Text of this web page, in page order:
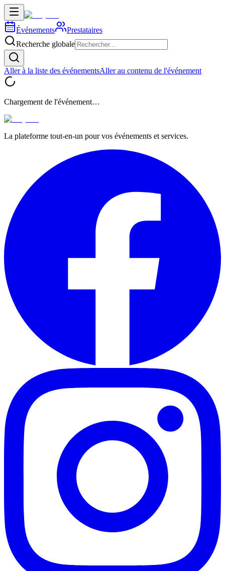
Événements
Prestataires
Recherche globale
Aller à la liste des événementsAller au contenu de l'événement
Chargement de l'événement…
La plateforme tout-en-un pour vos événements et services.